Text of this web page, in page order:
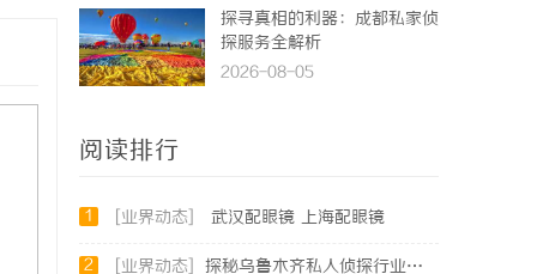
探寻真相的利器：成都私家侦
探服务全解析
2026-08-05
阅读排行
1 [业界动态] 武汉配眼镜 上海配眼镜
2 [业界动态] 探秘乌鲁木齐私人侦探行业的发展与服务优势